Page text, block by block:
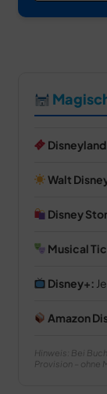
Walt
Disney
Musical
Disney+:
Amazon
Hinweis: Bei
Provision – ohne